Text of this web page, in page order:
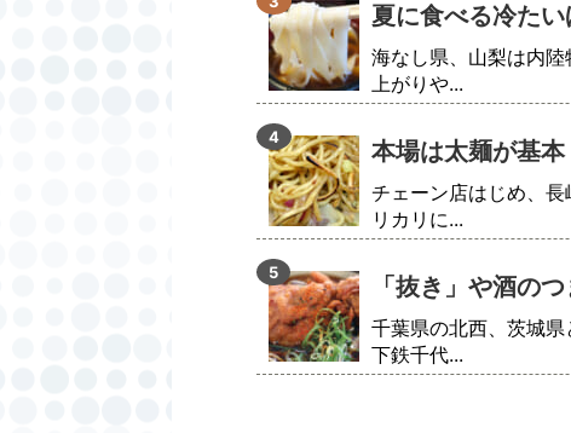
夏に食べる冷た
海なし県、山梨は内
上がりや...
本場は太麺が基本
チェーン店はじめ、
リカリに...
「抜き」や酒の
千葉県の北西、茨城
下鉄千代...